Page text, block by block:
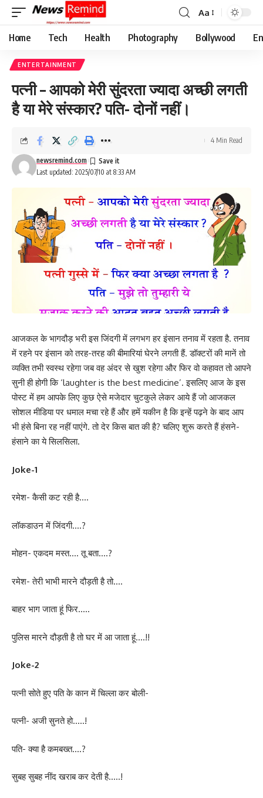
Font
Resizer
Aa
Home Tech Health Photography Bollywood
ENTERTAINMENT
पत्नी – आपको मेरी सुंदरता ज्यादा अच्छी लगती
है या मेरे संस्कार? पति- दोनों नहीं।
Last updated: 2025/07/10 at 8:33 AM
newsremind.com
4 Min Read
आजकल के भागदौड़ भरी इस जिंदगी में लगभग हर इंसान तनाव में रहता है. तनाव
में रहने पर इंसान को तरह-तरह की बीमारियां घेरने लगती हैं. डॉक्टरों की मानें तो
व्यक्ति तभी स्वस्थ रहेगा जब वह अंदर से खुश रहेगा और फिर वो कहावत तो आपने
सुनी ही होगी कि ‘laughter is the best medicine’. इसलिए आज के इस
पोस्ट में हम आपके लिए कुछ ऐसे मजेदार चुटकुले लेकर आये हैं जो आजकल
सोशल मीडिया पर धमाल मचा रहे हैं और हमें यकीन है कि इन्हें पढ़ने के बाद आप
भी हंसे बिना रह नहीं पाएंगे. तो देर किस बात की है? चलिए शुरू करते हैं हंसने-
हंसाने का ये सिलसिला.
Joke-1
रमेश- कैसी कट रही है….
लॉकडाउन में जिंदगी….?
मोहन- एकदम मस्त…. तू बता….?
रमेश- तेरी भाभी मारने दौड़ती है तो….
बाहर भाग जाता हूं फिर…..
पुलिस मारने दौड़ती है तो घर में आ जाता हूं….!!
Joke-2
पत्नी सोते हुए पति के कान में चिल्ला कर बोली-
पत्नी- अजी सुनते हो…..!
पति- क्या है कमबख्त….?
सुबह सुबह नींद खराब कर देती है…..!